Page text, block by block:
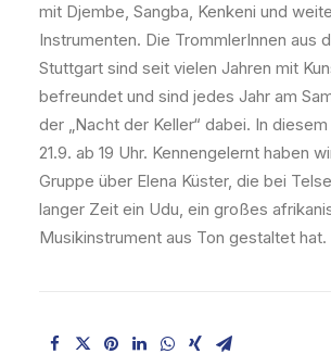
mit Djembe, Sangba, Kenkeni und
Instrumenten. Die TrommlerInnen aus
Stuttgart sind seit vielen Jahren mit
befreundet und sind jedes Jahr am
der „Nacht der Keller“ dabei. In
21.9. ab 19 Uhr. Kennengelernt haben
Gruppe über Elena Küster, die bei
langer Zeit ein Udu, ein großes
Musikinstrument aus Ton gestaltet hat.